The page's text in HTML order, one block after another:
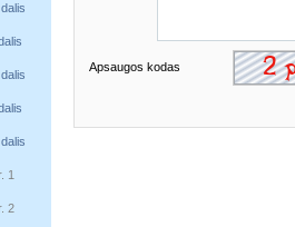
1
2
Apsaugos kodas